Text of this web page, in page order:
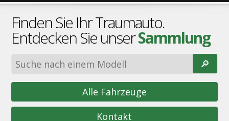
Finden Sie Ihr Traumauto.
Entdecken Sie unserSammlung
🔎︎
Alle Fahrzeuge
Kontakt